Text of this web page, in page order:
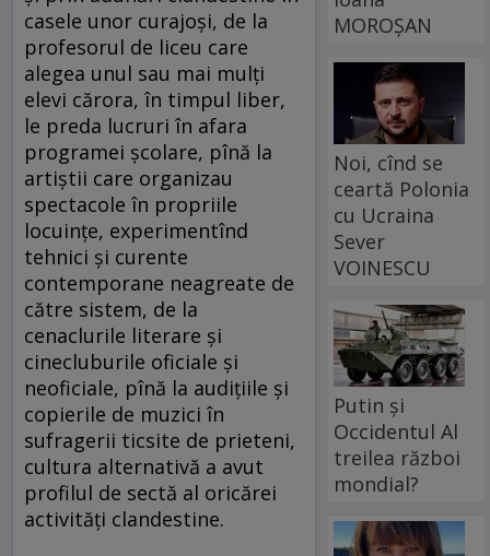
casele unor curajoşi, de la
profesorul de liceu care
alegea unul sau mai mulţi
elevi cărora, în timpul liber,
le preda lucruri în afara
programei şcolare, pînă la
artiştii care organizau
spectacole în propriile
locuinţe, experimentînd
tehnici şi curente
contemporane neagreate de
către sistem, de la
cenaclurile literare şi
cinecluburile oficiale şi
neoficiale, pînă la audiţiile şi
copierile de muzici în
sufragerii ticsite de prieteni,
cultura alternativă a avut
profilul de sectă al oricărei
activităţi clandestine.
MOROȘAN
Noi, cînd se
ceartă Polonia
cu Ucraina
Sever
VOINESCU
Putin și
Occidentul Al
treilea război
mondial?